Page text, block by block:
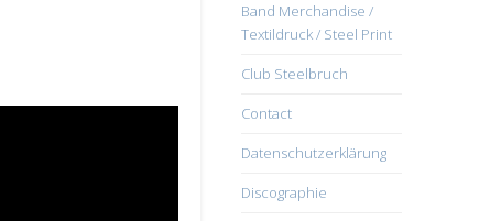
Band Merchandise /
Textildruck / Steel Print
Club Steelbruch
Contact
Datenschutzerklärung
Discographie